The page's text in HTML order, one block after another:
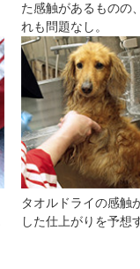
た感触があるものの
れも問題なし。
タオルドライの感触
した仕上がりを予想